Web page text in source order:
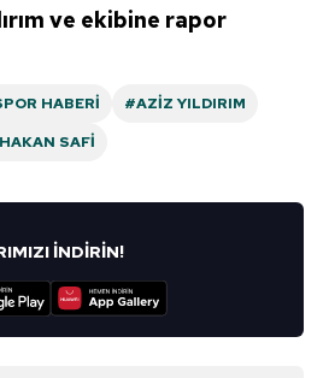
ve ekibine rapor
HABERI
#AZIZ YILDIRIM
SAFI
İNDİRİN!